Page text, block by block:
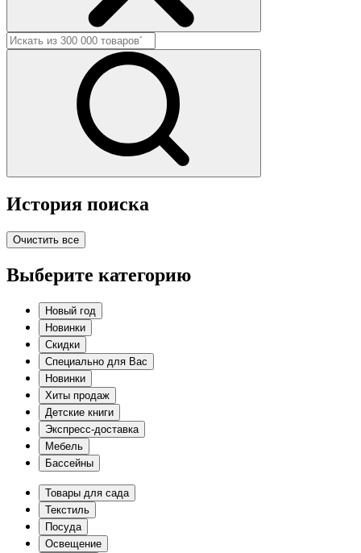
История поиска
Очистить все
Выберите категорию
Новый год
Новинки
Скидки
Специально для Вас
Новинки
Хиты продаж
Детские книги
Экспресс-доставка
Мебель
Бассейны
Товары для сада
Текстиль
Посуда
Освещение